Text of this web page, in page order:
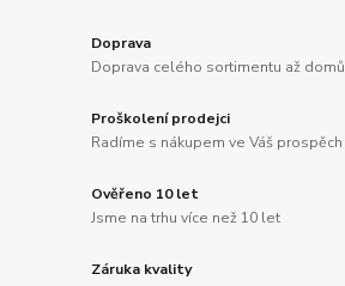
Doprava
Doprava celého sortimentu až domů
Proškolení prodejci
Radíme s nákupem ve Váš prospěch
Ověřeno 10 let
Jsme na trhu více než 10 let
Záruka kvality